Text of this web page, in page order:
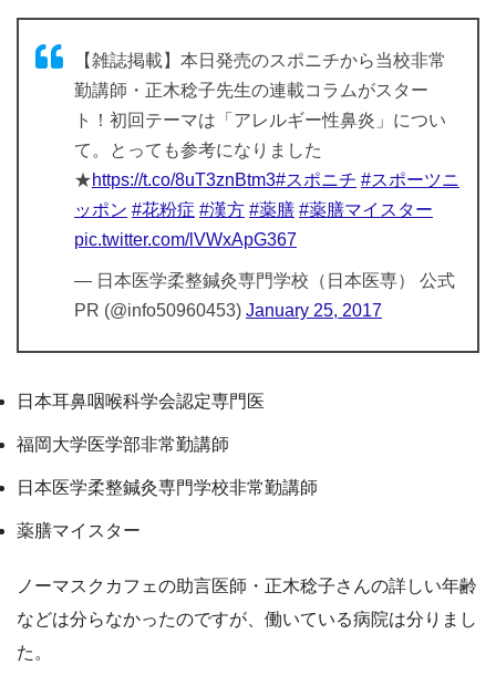
【雑誌掲載】本日発売のスポニチから当校非常
勤講師・正木稔子先生の連載コラムがスター
ト！初回テーマは「アレルギー性鼻炎」につい
て。とっても参考になりました
★https://t.co/8uT3znBtm3#スポニチ #スポーツニ
ッポン #花粉症 #漢方 #薬膳 #薬膳マイスター
pic.twitter.com/lVWxApG367
— 日本医学柔整鍼灸専門学校（日本医専） 公式
PR (@info50960453) January 25, 2017
日本耳鼻咽喉科学会認定専門医
福岡大学医学部非常勤講師
日本医学柔整鍼灸専門学校非常勤講師
薬膳マイスター
ノーマスクカフェの助言医師・正木稔子さんの詳しい年齢
などは分らなかったのですが、働いている病院は分りまし
た。